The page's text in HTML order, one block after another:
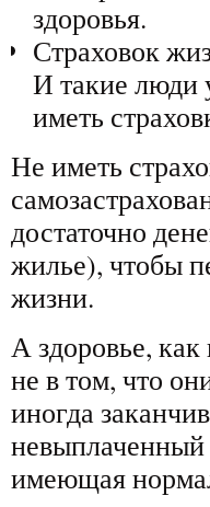
здоровья.
Страховок
И такие люди
иметь
Не иметь
достаточно
жилье), чтобы
жизни.
А здоровье,
не в том, что
иногда
невыплаченный
имеющая